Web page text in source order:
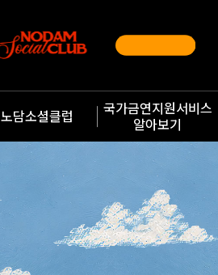
노담소셜클럽
국가금연지원서비스
알아보기